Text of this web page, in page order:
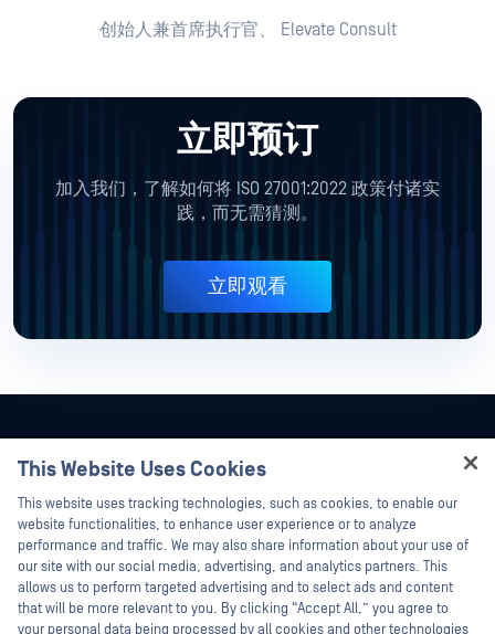
创始人兼首席执行官、 Elevate Consult
立即预订
加入我们，了解如何将 ISO 27001:2022 政策付诸实
践，而无需猜测。
立即观看
This Website Uses Cookies
This website uses tracking technologies, such as cookies, to enable our
website functionalities, to enhance user experience or to analyze
performance and traffic. We may also share information about your use of
our site with our social media, advertising, and analytics partners. This
allows us to perform targeted advertising and to select ads and content
that will be more relevant to you. By clicking “Accept All,” you agree to
your personal data being processed by all cookies and other technologies
Hey there!
I'm Ozzy, your OPSWAT virtual assistant.
How can I help you secure what's critical
today?